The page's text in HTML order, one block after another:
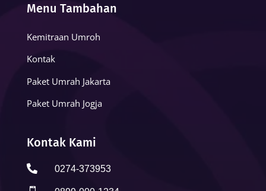
Menu Tambahan
Kemitraan Umroh
Kontak
Paket Umrah Jakarta
Paket Umrah Jogja
Kontak Kami
 0274-373953